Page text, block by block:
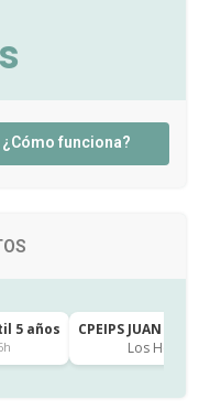
¿Cómo funciona?
5 años
CPEIPS JUAN
Los Hoyos